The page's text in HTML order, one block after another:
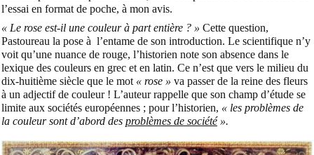
l’essai en format de poche, à mon avis.
« Le rose est-il une couleur à part entière ? » Cette question,
Pastoureau la pose à l’entame de son introduction. Le scientifique n’y
voit qu’une nuance de rouge, l’historien note son absence dans le
lexique des couleurs en grec et en latin. Ce n’est que vers le milieu du
dix-huitième siècle que le mot « rose » va passer de la reine des fleurs
à un adjectif de couleur ! L’auteur rappelle que son champ d’étude se
limite aux sociétés européennes ; pour l’historien, « les problèmes de
la couleur sont d’abord des problèmes de société».